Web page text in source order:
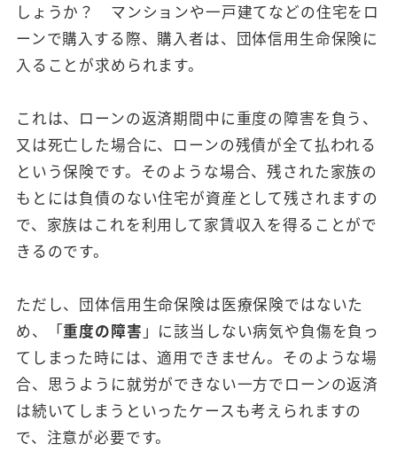
しょうか？ マンションや一戸建てなどの住宅をロ
ーンで購入する際、購入者は、団体信用生命保険に
入ることが求められます。
これは、ローンの返済期間中に重度の障害を負う、
又は死亡した場合に、ローンの残債が全て払われる
という保険です。そのような場合、残された家族の
もとには負債のない住宅が資産として残されますの
で、家族はこれを利用して家賃収入を得ることがで
きるのです。
ただし、団体信用生命保険は医療保険ではないた
め、「重度の障害 」に該当しない病気や負傷を負っ
てしまった時には、適用できません。そのような場
合、思うように就労ができない一方でローンの返済
は続いてしまうといったケースも考えられますの
で、注意が必要です。